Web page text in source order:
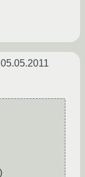
05.05.2011